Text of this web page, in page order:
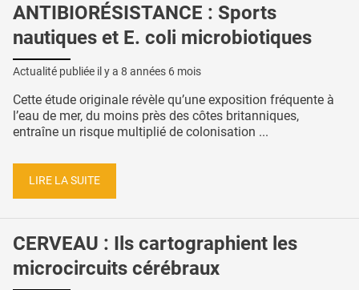
ANTIBIORÉSISTANCE : Sports
nautiques et E. coli microbiotiques
Actualité publiée il y a 8 années 6 mois
Cette étude originale révèle qu’une exposition fréquente à
l’eau de mer, du moins près des côtes britanniques,
entraîne un risque multiplié de colonisation ...
LIRE LA SUITE
CERVEAU : Ils cartographient les
microcircuits cérébraux